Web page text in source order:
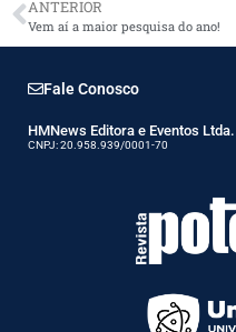
ANTERIOR
Vem aí a maior pesquisa do ano!
Fale Conosco
HMNews Editora e Eventos Ltda.
CNPJ: 20.958.939/0001-70